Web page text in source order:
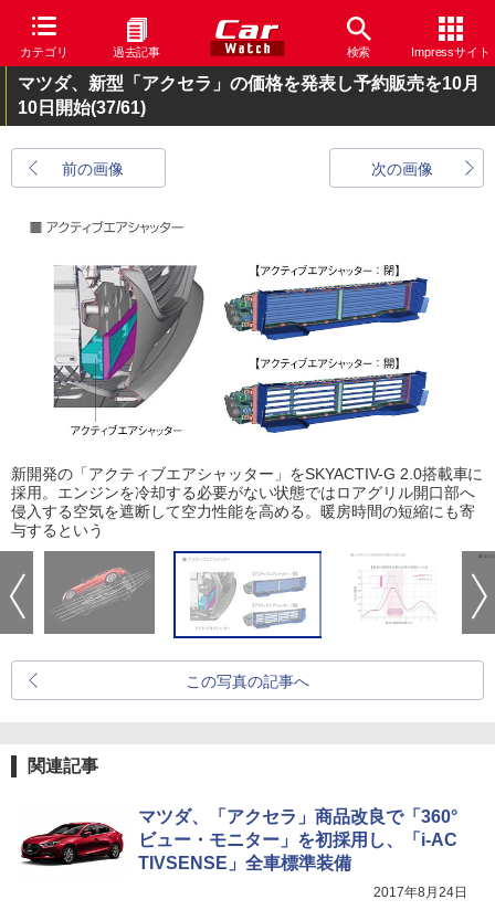
カテゴリ 過去記事 検索 Impressサイト
マツダ、新型「アクセラ」の価格を発表し予約販売を10月
10日開始(37/61)
前の画像 次の画像
新開発の「アクティブエアシャッター」をSKYACTIV-G 2.0搭載車に
採用。エンジンを冷却する必要がない状態ではロアグリル開口部へ
侵入する空気を遮断して空力性能を高める。暖房時間の短縮にも寄
与するという
この写真の記事へ
関連記事
マツダ、「アクセラ」商品改良で「360°
ビュー・モニター」を初採用し、「i-AC
TIVSENSE」全車標準装備
2017年8月24日